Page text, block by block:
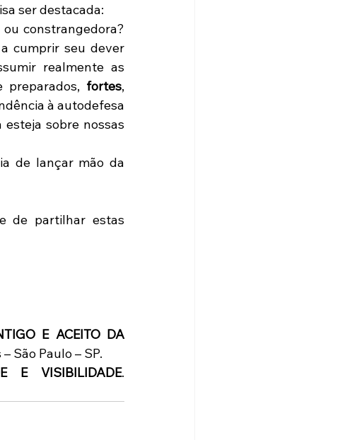
ser destacada:
constrangedora?
cumprir seu dever
realmente as
preparados, fortes
à autodefesa
sobre nossas
de lançar mão da
de partilhar estas
E ACEITO DA
São Paulo – SP.
E VISIBILIDADE